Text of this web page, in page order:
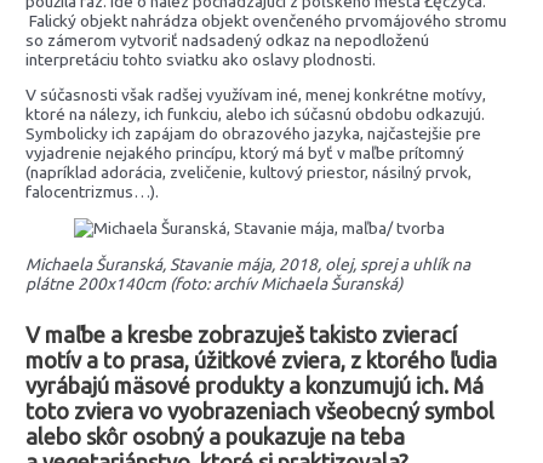
Falický objekt nahrádza objekt ovenčeného prvomájového stromu
so zámerom vytvoriť nadsadený odkaz na nepodloženú
interpretáciu tohto sviatku ako oslavy plodnosti.
V súčasnosti však radšej využívam iné, menej konkrétne motívy,
ktoré na nálezy, ich funkciu, alebo ich súčasnú obdobu odkazujú.
Symbolicky ich zapájam do obrazového jazyka, najčastejšie pre
vyjadrenie nejakého princípu, ktorý má byť v maľbe prítomný
(napríklad adorácia, zveličenie, kultový priestor, násilný prvok,
falocentrizmus…).
Michaela Šuranská, Stavanie mája, 2018, olej, sprej a uhlík na
plátne 200x140cm (foto: archív Michaela Šuranská)
V maľbe a kresbe zobrazuješ takisto zvierací
motív a to prasa, úžitkové zviera, z ktorého ľudia
vyrábajú mäsové produkty a konzumujú ich. Má
toto zviera vo vyobrazeniach všeobecný symbol
alebo skôr osobný a poukazuje na teba